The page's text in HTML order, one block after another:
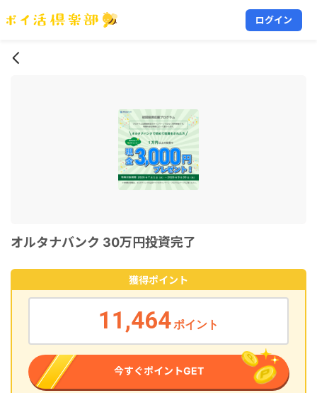
ログイン
オルタナバンク 30万円投資完了
獲得ポイント
11,464ポイント
今すぐポイントGET